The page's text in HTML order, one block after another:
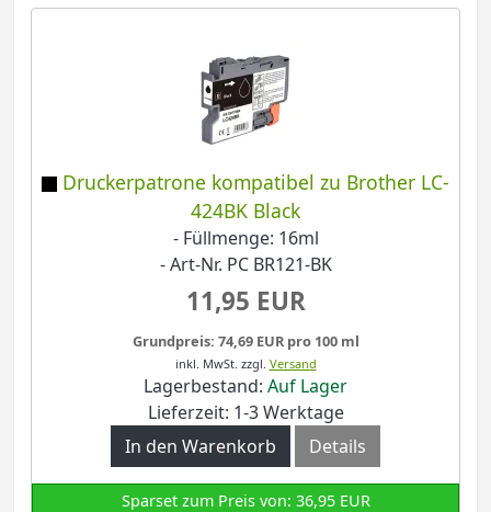
Druckerpatrone kompatibel zu Brother LC-
424BK Black
- Füllmenge: 16ml
- Art-Nr. PC BR121-BK
11,95 EUR
Grundpreis: 74,69 EUR pro 100 ml
inkl. MwSt. zzgl. Versand
Lagerbestand: Auf Lager
Lieferzeit: 1-3 Werktage
In den Warenkorb
Details
Sparset zum Preis von: 36,95 EUR